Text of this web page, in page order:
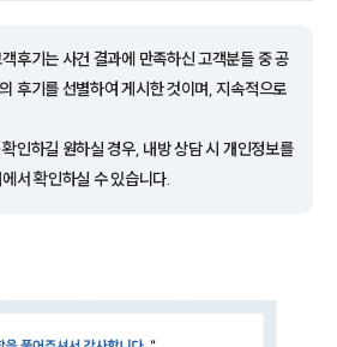
후기는 사건 결과에 만족하신 고객분들 중 공
후기를 선별하여 게시한 것이며, 지속적으로
인하길 원하실 경우, 내방 상담 시 개인정보를
서 확인하실 수 있습니다.